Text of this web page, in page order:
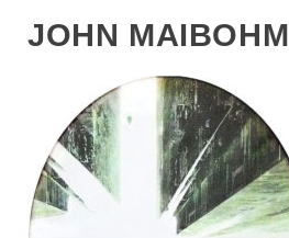
JOHN MAIBOHM